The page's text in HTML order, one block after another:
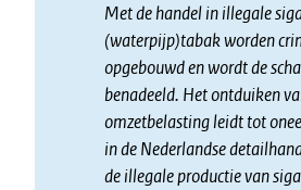
Met de handel in illegale
(waterpijp)tabak worden
opgebouwd en wordt de
benadeeld. Het ontduiken
omzetbelasting leidt tot
in de Nederlandse
de illegale productie van